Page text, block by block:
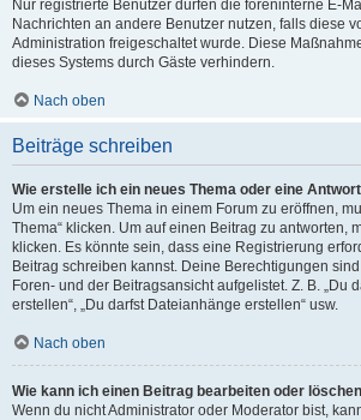
Nur registrierte Benutzer dürfen die foreninterne E-
Nachrichten an andere Benutzer nutzen, falls diese
Administration freigeschaltet wurde. Diese
dieses Systems durch Gäste verhindern.
Nach oben
Beiträge schreiben
Wie erstelle ich ein neues Thema oder eine
Um ein neues Thema in einem Forum zu eröffnen,
Thema“ klicken. Um auf einen Beitrag zu antworten,
klicken. Es könnte sein, dass eine Registrierung
Beitrag schreiben kannst. Deine Berechtigungen
Foren- und der Beitragsansicht aufgelistet. Z. B. „Du
erstellen“, „Du darfst Dateianhänge erstellen“ usw.
Nach oben
Wie kann ich einen Beitrag bearbeiten oder
Wenn du nicht Administrator oder Moderator bist,